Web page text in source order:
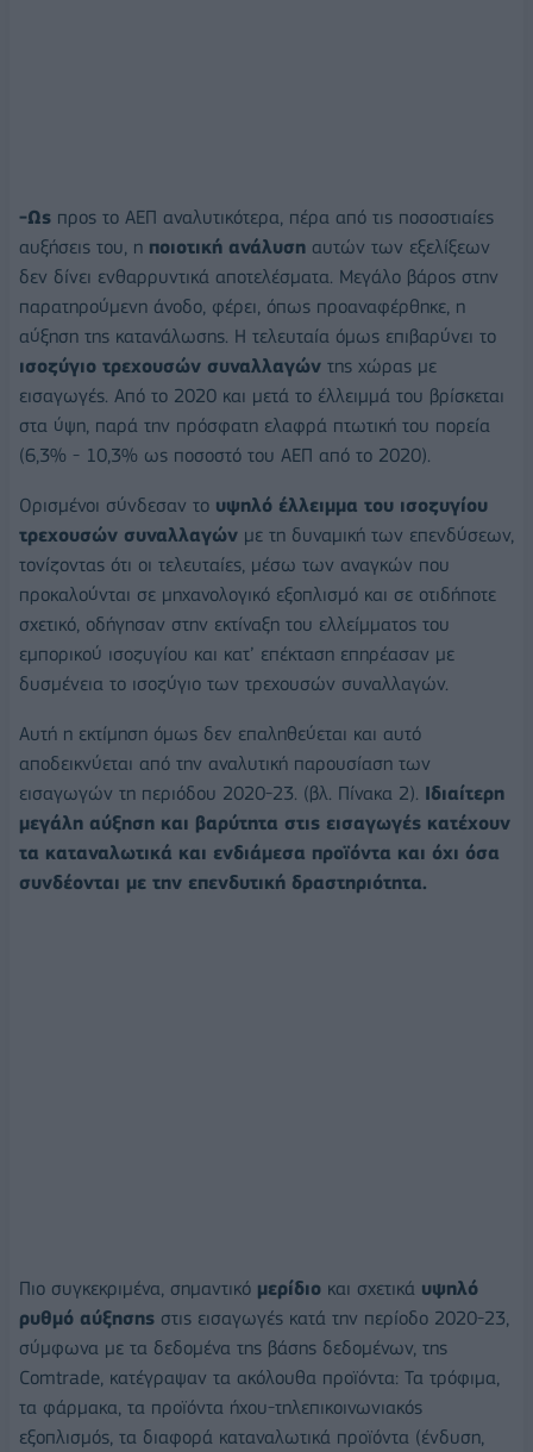
-Ως προς το ΑΕΠ αναλυτικότερα, πέρα από τις ποσοστιαίες
αυξήσεις του, η ποιοτική ανάλυση αυτών των εξελίξεων
δεν δίνει ενθαρρυντικά αποτελέσματα. Μεγάλο βάρος στην
παρατηρούμενη άνοδο, φέρει, όπως προαναφέρθηκε, η
αύξηση της κατανάλωσης. Η τελευταία όμως επιβαρύνει το
ισοζύγιο τρεχουσών συναλλαγών της χώρας με
εισαγωγές. Από το 2020 και μετά το έλλειμμά του βρίσκεται
στα ύψη, παρά την πρόσφατη ελαφρά πτωτική του πορεία
(6,3% - 10,3% ως ποσοστό του ΑΕΠ από το 2020).
Ορισμένοι σύνδεσαν το υψηλό έλλειμμα του ισοζυγίου
τρεχουσών συναλλαγών με τη δυναμική των επενδύσεων,
τονίζοντας ότι οι τελευταίες, μέσω των αναγκών που
προκαλούνται σε μηχανολογικό εξοπλισμό και σε οτιδήποτε
σχετικό, οδήγησαν στην εκτίναξη του ελλείμματος του
εμπορικού ισοζυγίου και κατ’ επέκταση επηρέασαν με
δυσμένεια το ισοζύγιο των τρεχουσών συναλλαγών.
Αυτή η εκτίμηση όμως δεν επαληθεύεται και αυτό
αποδεικνύεται από την αναλυτική παρουσίαση των
εισαγωγών τη περιόδου 2020-23. (βλ. Πίνακα 2). Ιδιαίτερη
μεγάλη αύξηση και βαρύτητα στις εισαγωγές κατέχουν
τα καταναλωτικά και ενδιάμεσα προϊόντα και όχι όσα
συνδέονται με την επενδυτική δραστηριότητα.
Πιο συγκεκριμένα, σημαντικό μερίδιο και σχετικά υψηλό
ρυθμό αύξησης στις εισαγωγές κατά την περίοδο 2020-23,
σύμφωνα με τα δεδομένα της βάσης δεδομένων, της
Comtrade, κατέγραψαν τα ακόλουθα προϊόντα: Τα τρόφιμα,
τα φάρμακα, τα προϊόντα ήχου-τηλεπικοινωνιακός
εξοπλισμός, τα διαφορά καταναλωτικά προϊόντα (ένδυση,